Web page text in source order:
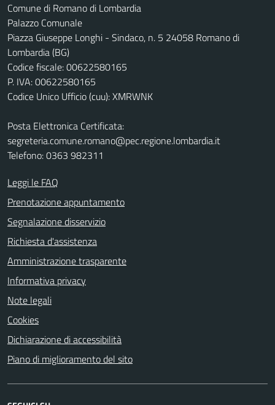
Comune di Romano di Lombardia
Palazzo Comunale
Piazza Giuseppe Longhi - Sindaco, n. 5 24058 Romano di
Lombardia (BG)
Codice fiscale: 00622580165
P. IVA: 00622580165
Codice Unico Ufficio (cuu): XMRWNK
Posta Elettronica Certificata:
segreteria.comune.romano@pec.regione.lombardia.it
Telefono: 0363 982311
Leggi le FAQ
Prenotazione appuntamento
Segnalazione disservizio
Richiesta d'assistenza
Amministrazione trasparente
Informativa privacy
Note legali
Cookies
Dichiarazione di accessibilità
Piano di miglioramento del sito